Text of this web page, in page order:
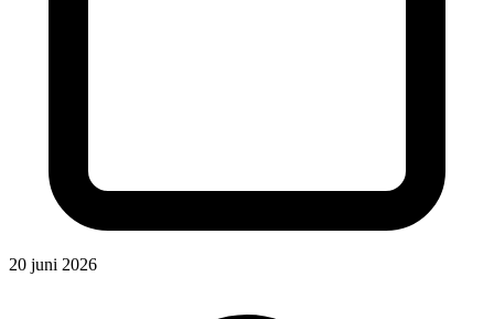
20 juni 2026